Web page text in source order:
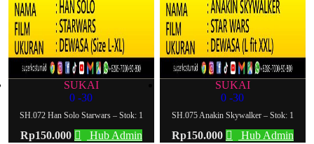
SUKAI
0-30
SH.072 Han Solo Starwars – Stok: 1
Rp150.000 Hub Admin
SUKAI
0-30
SH.075 Anakin Skywalker – Stok: 1
Rp150.000 Hub Admin